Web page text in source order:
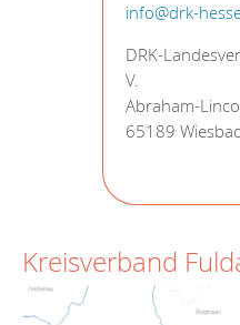
info@drk-
DRK-
V.
Abraham-
65189
Kreisverband